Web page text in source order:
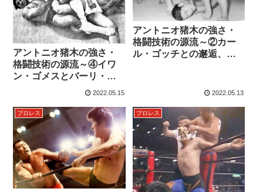
アントニオ猪木の強さ・
格闘技術の源流～④イワ
ン・ゴメスとバーリ・ト
2022.05.15
アントニオ猪木の強さ・
格闘技術の源流～②カー
ル・ゴッチとの邂逅、キ
2022.05.13
プロレス プロレス